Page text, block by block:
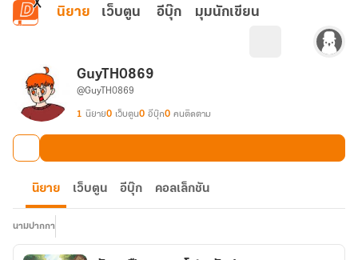
ข้ามไปยังเนื้อหาหลัก
นิยาย เว็บตูน อีบุ๊ก มุมนักเขียน
GuyTH0869
@GuyTH0869
1 นิยาย0 เว็บตูน0 อีบุ๊ก0 คนติดตาม
นิยาย เว็บตูน อีบุ๊ก คอลเล็กชัน
นามปากกา